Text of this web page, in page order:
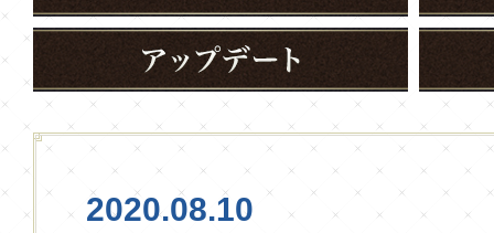
2020.08.10